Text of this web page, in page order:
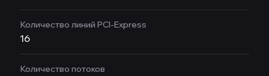
Количество линий PCI-Express
16
Количество потоков